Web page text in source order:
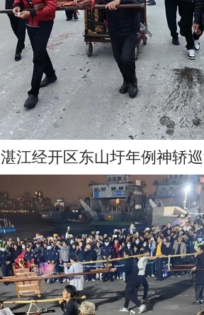
湛江经开区东山圩年例神轿